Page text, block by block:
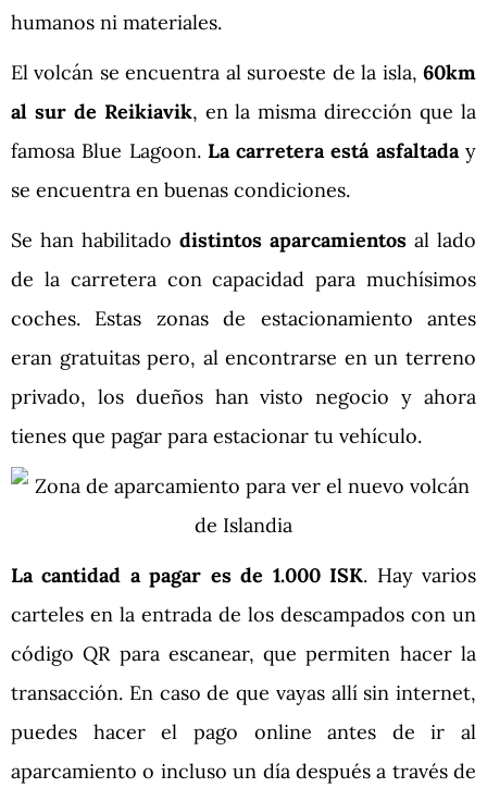
humanos ni materiales.
El volcán se encuentra al suroeste de la isla, 60km
al sur de Reikiavik, en la misma dirección que la
famosa Blue Lagoon. La carretera está asfaltaday
se encuentra en buenas condiciones.
Se han habilitado distintos aparcamientos al lado
de la carretera con capacidad para muchísimos
coches. Estas zonas de estacionamiento antes
eran gratuitas pero, al encontrarse en un terreno
privado, los dueños han visto negocio y ahora
tienes que pagar para estacionar tu vehículo.
La cantidad a pagar es de 1.000 ISK. Hay varios
carteles en la entrada de los descampados con un
código QR para escanear, que permiten hacer la
transacción. En caso de que vayas allí sin internet,
puedes hacer el pago online antes de ir al
aparcamiento o incluso un día después a través de